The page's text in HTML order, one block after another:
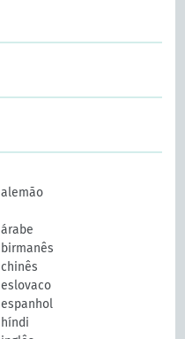
alemão
árabe
birmanês
chinês
eslovaco
espanhol
híndi